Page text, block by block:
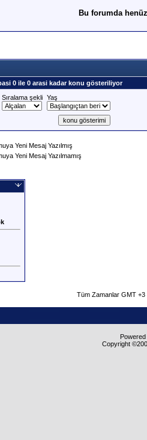
Bu forumda
0 ile 0 arasi kadar konu gösteriliyor
Sıralama şekli Yaş
Yeni Mesaj Yazılmış
Yeni Mesaj Yazılmamış
Tüm Zamanlar GMT
Copyright